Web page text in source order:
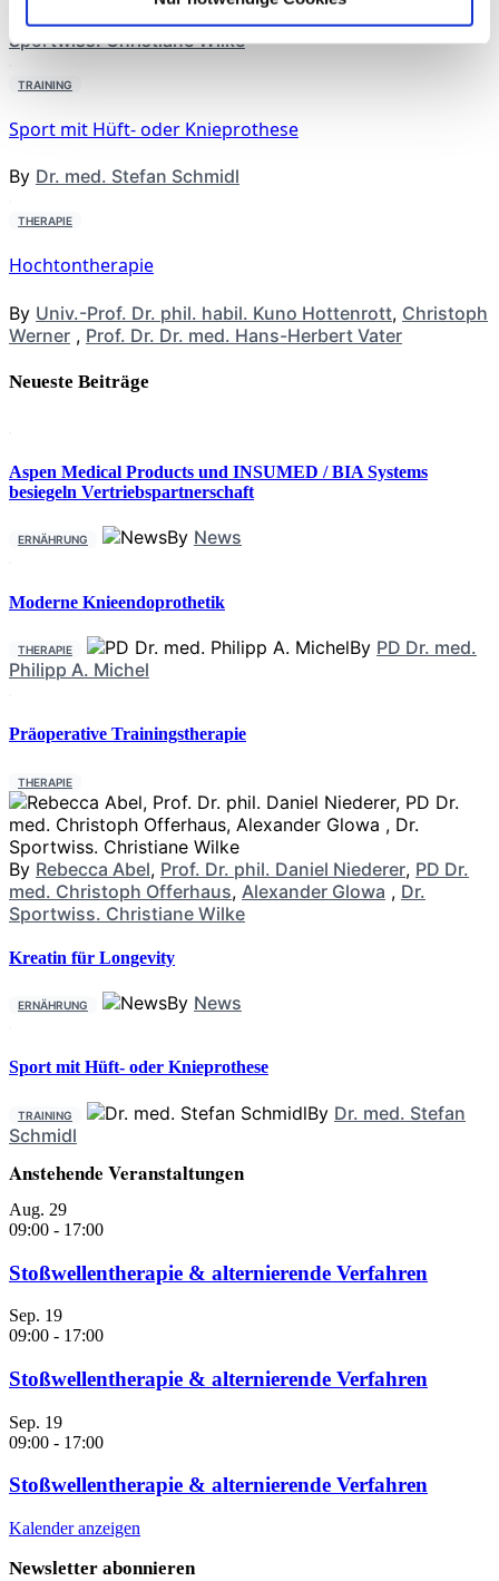
med. Christoph Offerhaus
Sportwiss. Christiane Wilke
TRAINING
Sport mit Hüft- oder Knieprothese
By Dr. med. Stefan Schmidl
THERAPIE
Hochtontherapie
By Univ.-Prof. Dr. phil. habil. Kuno Hottenrott, Christoph
Werner , Prof. Dr. Dr. med. Hans-Herbert Vater
Neueste Beiträge
Aspen Medical Products und INSUMED / BIA Systems
besiegeln Vertriebspartnerschaft
ERNÄHRUNG By News
Moderne Knieendoprothetik
THERAPIE By PD Dr. med.
Philipp A. Michel
Präoperative Trainingstherapie
THERAPIE
By Rebecca Abel, Prof. Dr. phil. Daniel Niederer, PD Dr.
med. Christoph Offerhaus, Alexander Glowa , Dr.
Sportwiss. Christiane Wilke
Kreatin für Longevity
ERNÄHRUNG By News
Sport mit Hüft- oder Knieprothese
TRAINING By Dr. med. Stefan
Schmidl
Anstehende Veranstaltungen
Aug. 29
09:00 - 17:00
Stoßwellentherapie & alternierende Verfahren
Sep. 19
09:00 - 17:00
Stoßwellentherapie & alternierende Verfahren
Sep. 19
09:00 - 17:00
Stoßwellentherapie & alternierende Verfahren
Kalender anzeigen
Newsletter abonnieren